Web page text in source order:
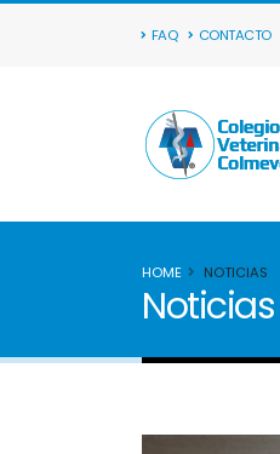
FAQ CONTACTO
HOME NOTICIAS
Noticias